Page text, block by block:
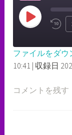
PLAY
10
SHARE
LINK
ファイルをダウ
10:41 | 収録日
コメントを残す